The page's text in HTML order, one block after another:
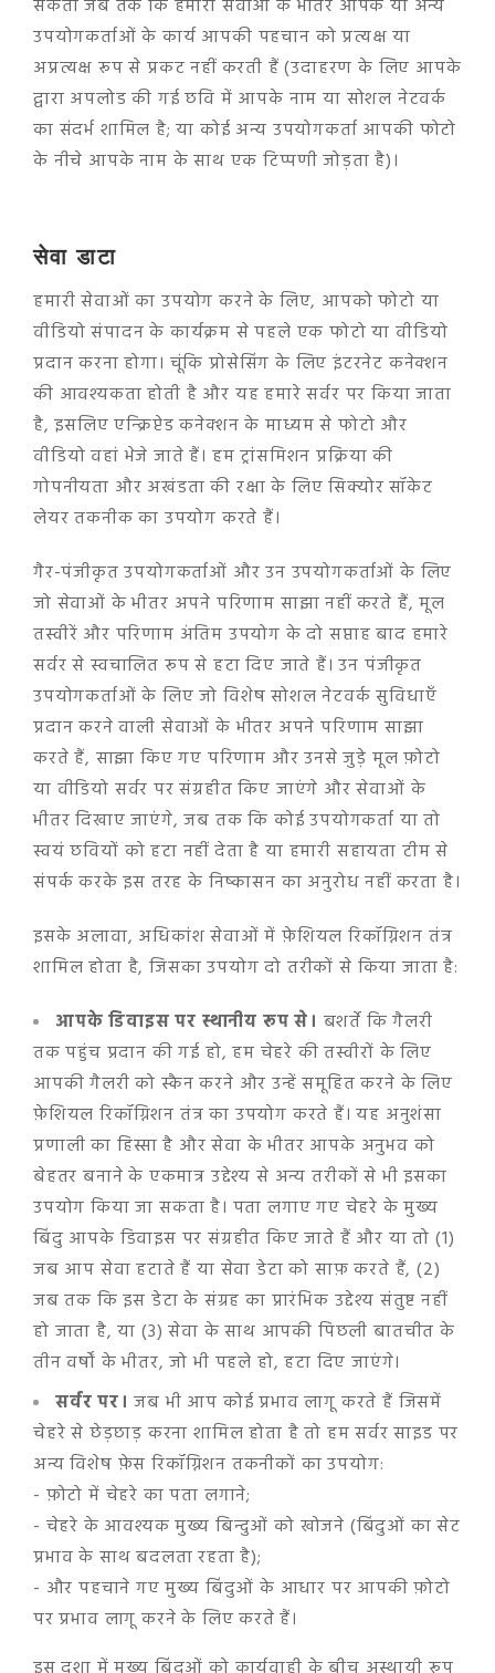
सकता जब तक कि हमारी सेवाओं के भीतर आपके या अन्य
उपयोगकर्ताओं के कार्य आपकी पहचान को प्रत्यक्ष या
अप्रत्यक्ष रूप से प्रकट नहीं करती हैं (उदाहरण के लिए आपके
द्वारा अपलोड की गई छवि में आपके नाम या सोशल नेटवर्क
का संदर्भ शामिल है; या कोई अन्य उपयोगकर्ता आपकी फोटो
के नीचे आपके नाम के साथ एक टिप्पणी जोड़ता है)।
सेवा डाटा
हमारी सेवाओं का उपयोग करने के लिए, आपको फोटो या
वीडियो संपादन के कार्यक्रम से पहले एक फोटो या वीडियो
प्रदान करना होगा। चूंकि प्रोसेसिंग के लिए इंटरनेट कनेक्शन
की आवश्यकता होती है और यह हमारे सर्वर पर किया जाता
है, इसलिए एन्क्रिप्टेड कनेक्शन के माध्यम से फोटो और
वीडियो वहां भेजे जाते हैं। हम ट्रांसमिशन प्रक्रिया की
गोपनीयता और अखंडता की रक्षा के लिए सिक्योर सॉकेट
लेयर तकनीक का उपयोग करते हैं।
गैर-पंजीकृत उपयोगकर्ताओं और उन उपयोगकर्ताओं के लिए
जो सेवाओं के भीतर अपने परिणाम साझा नहीं करते हैं, मूल
तस्वीरें और परिणाम अंतिम उपयोग के दो सप्ताह बाद हमारे
सर्वर से स्वचालित रूप से हटा दिए जाते हैं। उन पंजीकृत
उपयोगकर्ताओं के लिए जो विशेष सोशल नेटवर्क सुविधाएँ
प्रदान करने वाली सेवाओं के भीतर अपने परिणाम साझा
करते हैं, साझा किए गए परिणाम और उनसे जुड़े मूल फ़ोटो
या वीडियो सर्वर पर संग्रहीत किए जाएंगे और सेवाओं के
भीतर दिखाए जाएंगे, जब तक कि कोई उपयोगकर्ता या तो
स्वयं छवियों को हटा नहीं देता है या हमारी सहायता टीम से
संपर्क करके इस तरह के निष्कासन का अनुरोध नहीं करता है।
इसके अलावा, अधिकांश सेवाओं में फ़ेशियल रिकॉग्निशन तंत्र
शामिल होता है, जिसका उपयोग दो तरीकों से किया जाता है:
आपके डिवाइस पर स्थानीय रूप से। बशर्ते कि गैलरी
तक पहुंच प्रदान की गई हो, हम चेहरे की तस्वीरों के लिए
आपकी गैलरी को स्कैन करने और उन्हें समूहित करने के लिए
फ़ेशियल रिकॉग्निशन तंत्र का उपयोग करते हैं। यह अनुशंसा
प्रणाली का हिस्सा है और सेवा के भीतर आपके अनुभव को
बेहतर बनाने के एकमात्र उद्देश्य से अन्य तरीकों से भी इसका
उपयोग किया जा सकता है। पता लगाए गए चेहरे के मुख्य
बिंदु आपके डिवाइस पर संग्रहीत किए जाते हैं और या तो (1)
जब आप सेवा हटाते हैं या सेवा डेटा को साफ़ करते हैं, (2)
जब तक कि इस डेटा के संग्रह का प्रारंभिक उद्देश्य संतुष्ट नहीं
हो जाता है, या (3) सेवा के साथ आपकी पिछली बातचीत के
तीन वर्षों के भीतर, जो भी पहले हो, हटा दिए जाएंगे।
सर्वर पर। जब भी आप कोई प्रभाव लागू करते हैं जिसमें
चेहरे से छेड़छाड़ करना शामिल होता है तो हम सर्वर साइड पर
अन्य विशेष फ़ेस रिकॉग्निशन तकनीकों का उपयोग:
- फ़ोटो में चेहरे का पता लगाने;
- चेहरे के आवश्यक मुख्य बिन्दुओं को खोजने (बिंदुओं का सेट
प्रभाव के साथ बदलता रहता है);
- और पहचाने गए मुख्य बिंदुओं के आधार पर आपकी फ़ोटो
पर प्रभाव लागू करने के लिए करते हैं।